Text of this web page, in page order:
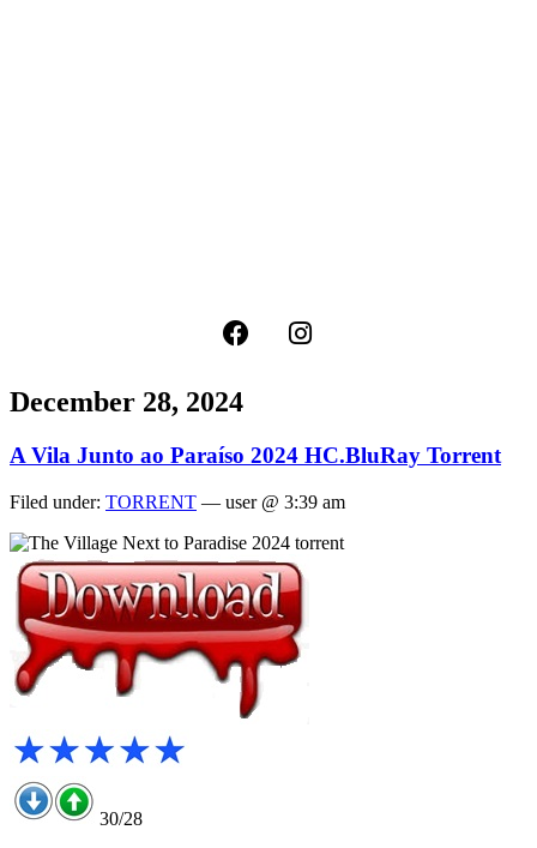
December 28, 2024
A Vila Junto ao Paraíso 2024 HC.BluRay Torrent
Filed under: TORRENT — user @ 3:39 am
30/28